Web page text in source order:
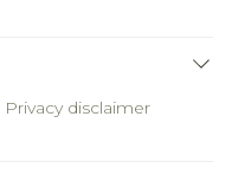
Privacy disclaimer